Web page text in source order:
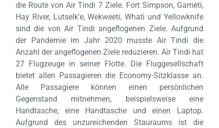
die Route von Air Tindi 7 Ziele. Fort Simpson, Gamèti,
Hay River, Lutselk'e, Wekweeti, Whatì und Yellowknife
sind die von Air Tindi angeflogenen Ziele. Aufgrund
der Pandemie im Jahr 2020 musste Air Tindi die
Anzahl der angeflogenen Ziele reduzieren. Air Tindi hat
27 Flugzeuge in seiner Flotte. Die Fluggesellschaft
bietet allen Passagieren die Economy-Sitzklasse an.
Alle Passagiere können einen persönlichen
Gegenstand mitnehmen, beispielsweise eine
Handtasche, eine Handtasche und einen Laptop.
Aufgrund des unzureichenden Stauraums ist die